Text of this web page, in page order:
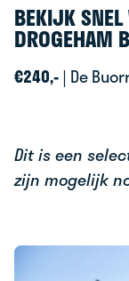
BEKIJK
DROGEHAM
€240,-| De
Dit is een
zijn mogelijk